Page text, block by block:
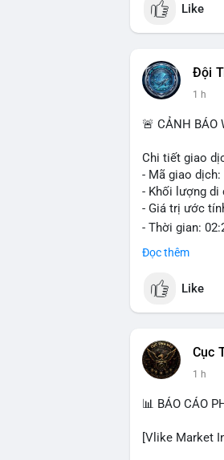
📰 Nguồn:
Like
Đội
1 h
🚨 CẢNH BÁO
Chi tiết giao
- Mã giao dịch:
- Khối lượng di
- Giá trị ước
- Thời gian:
Nhận định
Giao dịch
khoản mỏng,
trung bình lớn
này đổ vào
tác động tiêu
Lời khuyên:
Nhà đầu tư
tiền dừng ở ví
sàn, cần thận
Đọc thêm
Like
Cục
1 h
📊 BÁO CÁO
[Vlike Market